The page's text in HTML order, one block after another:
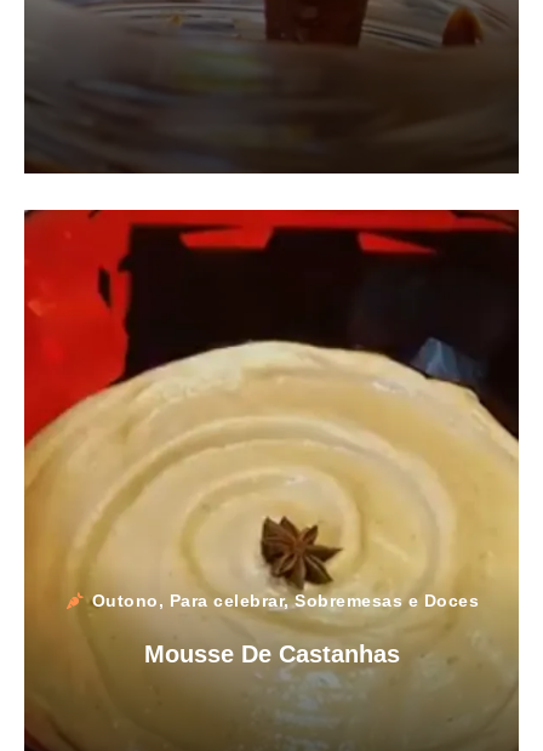
Outono, Para celebrar,Sobremesas e Doces
Mousse De Castanhas